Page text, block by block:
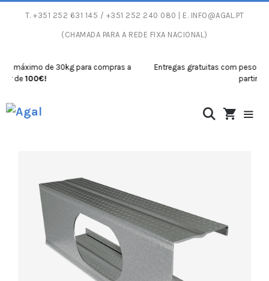
T. +351 252 631 145 / +351 252 240 080 | E. INFO@AGAL.PT
(CHAMADA PARA A REDE FIXA NACIONAL)
de 30kg para compras a
100€!
Entregas gratuitas com peso
partir de